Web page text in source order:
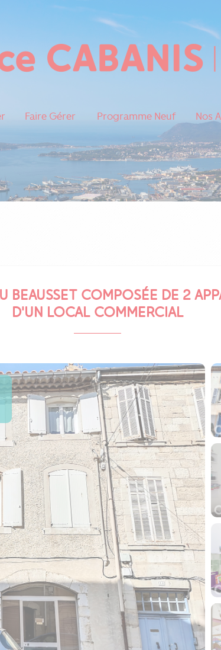
Faire Gérer Programme Neuf Nos
BEAUSSET COMPOSÉE DE 2
D'UN LOCAL COMMERCIAL